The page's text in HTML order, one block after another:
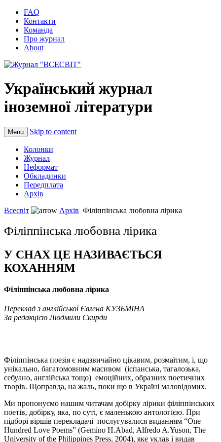
FAQ
Контакти
Команда
Про журнал
About
Український журнал
іноземної літератури
Menu Skip to content
Колонки
Журнал
Неформат
Обкладинки
Передплата
Архів
Всесвіт
Архів Філіппінська любовна лірика
Філіппінська любовна лірика
У СНАХ ЦЕ НАЗИВАЄТЬСЯ
КОХАННЯМ
Філіппінська любовна лірика
Переклад з англійської Євгена КУЗЬМІНА
За редакцією Людмили Скирди
Філіппінська поезія є надзвичайно цікавим, розмаїтим, і, що
унікально, багатомовним масивом (іспанська, тагалозька,
себуано, англійська тощо) емоційних, образних поетичних
творів. Щоправда, на жаль, поки що в Україні маловідомих.
Ми пропонуємо нашим читачам добірку лірики філіппінських
поетів, добірку, яка, по суті, є маленькою антологією. При
підборі віршів перекладачі послугувалися виданням “One
Hundred Love Poems” (Gemino H.Abad, Alfredo A.Yuson, The
University of the Philippines Press, 2004), яке уклав і видав